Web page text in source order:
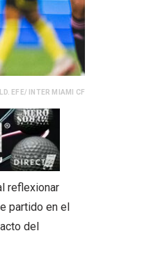
EFE/ INTER MIAMI CF
reflexionar
partido en el
del